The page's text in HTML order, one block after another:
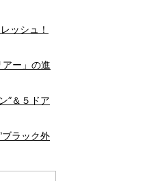
ッシュ！
アー」の進
”＆５ドア
ラック外